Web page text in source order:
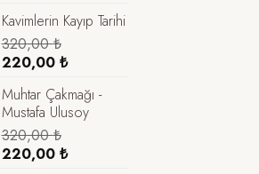
160,00 ₺. fiyat:
110,00 ₺.
Kavimlerin Kayıp Tarihi
320,00₺
Orijinal
320,00 ₺.
220,00 ₺Şu
fiyat:
220,00 ₺.
Muhtar Çakmağı -
Mustafa Ulusoy
320,00₺
Orijinal
220,00 ₺Şu